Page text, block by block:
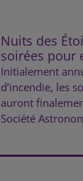
Nuits des
soirées pour
Initialement
d’incendie, les
auront
Société